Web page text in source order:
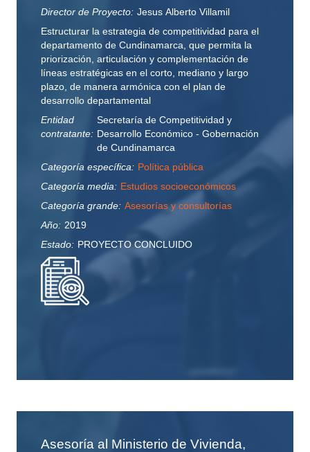
Director de Proyecto: Jesus Alberto Villamil
Estructurar la estrategia de competitividad para el
departamento de Cundinamarca, que permita la
priorización, articulación y complementación de
líneas estratégicas en el corto, mediano y largo
plazo, de manera armónica con el plan de
desarrollo departamental
Entidad
contratante:
Secretaría de Competitividad y
Desarrollo Económico - Gobernación
de Cundinamarca
Categoría específica: Política pública
Categoría media: Estudios socioeconómicos
Categoría grande: Asesorías y consultorías
Año: 2019
Estado: PROYECTO CONCLUIDO
Asesoría al Ministerio de Vivienda,